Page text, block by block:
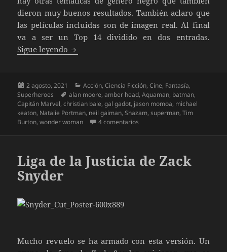
dieron muy buenos resultados. También aclaro que
las películas incluidas son de imagen real. Al final
va a ser un Top 14 dividido en dos entradas.
Sigue leyendo Las mejores películas de DC Comics… (1 de
Publicado
el
2 agosto, 2021 Categorías
Acción,Ciencia Ficción,Cine, Fantasía,
Superheroes
Etiquetas
alan moore,amber head,Aquaman, batman,
Capitán Marvel,christian bale,gal gadot, jason momoa, michael
keaton, Natalie Portman, neil gaiman,Shazam,superman,Tim
Burton,wonder woman 4 comentarios
Liga de la Justicia de Zack
Snyder
Mucho revuelo se ha armado con esta versión. Un